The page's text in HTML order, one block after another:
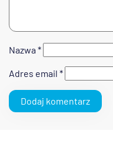
Nazwa *
Adres email *